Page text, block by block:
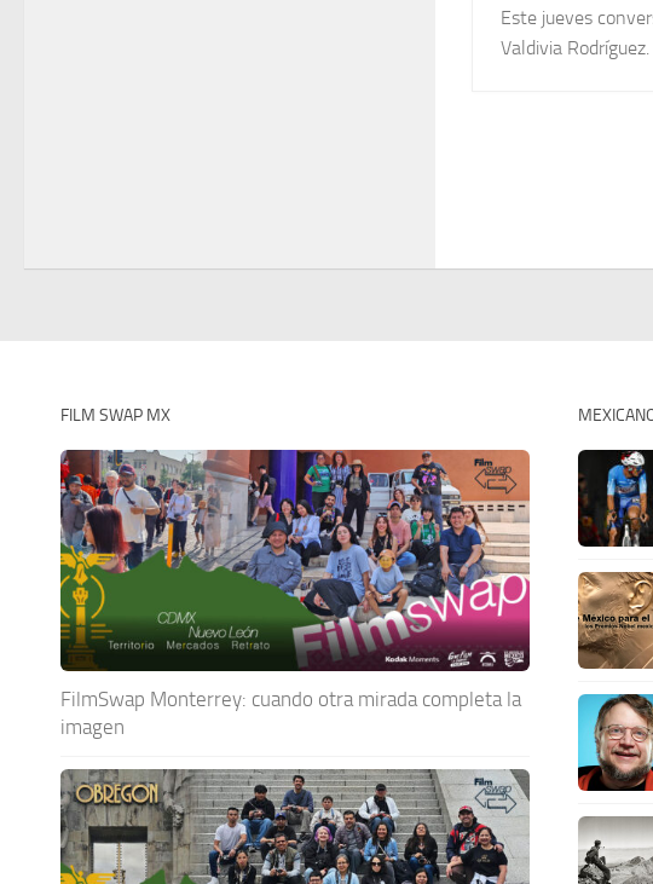
Este jueves
Valdivia Rodríguez.
FILM SWAP MX
FilmSwap Monterrey: cuando otra mirada completa la
imagen